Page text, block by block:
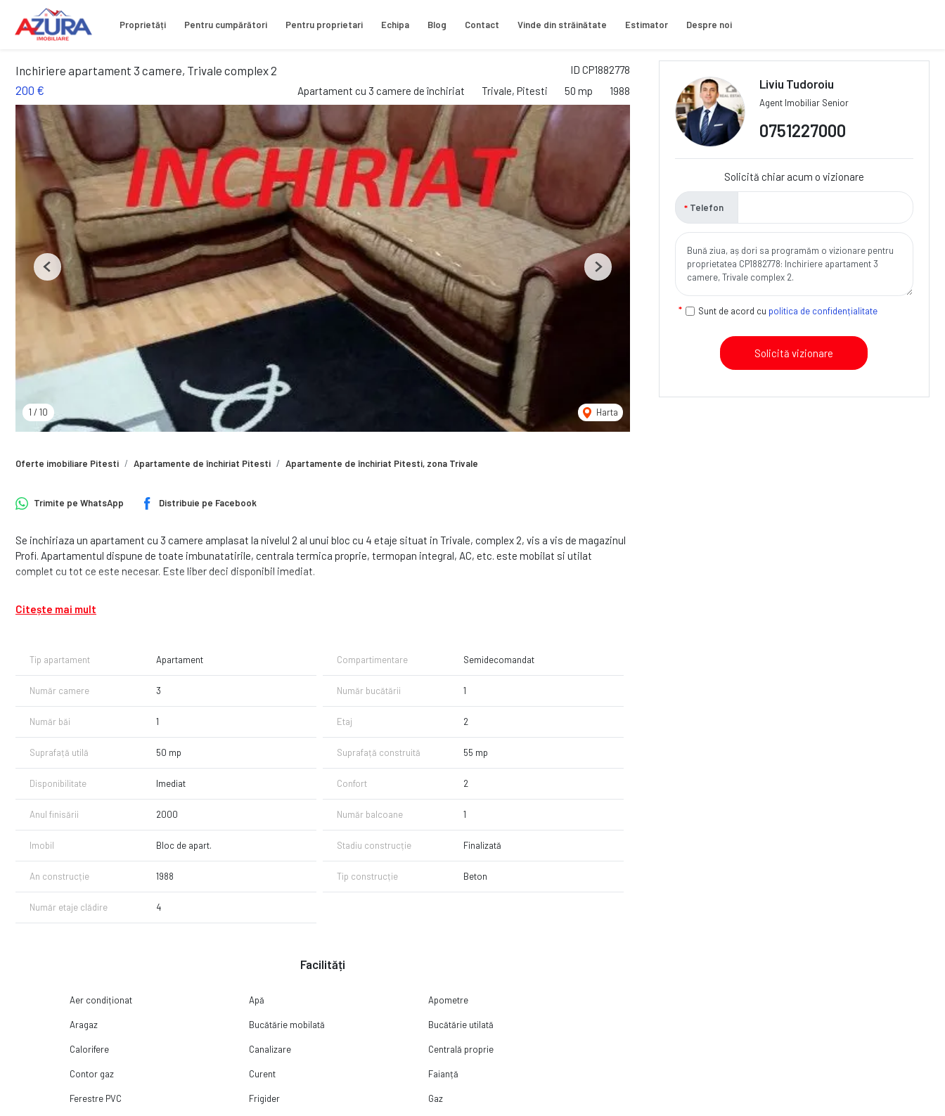
Proprietăți Pentru cumpărători Pentru proprietari Echipa Blog Contact Vinde din străinătate Estimator Despre noi
ID CP1882778
Inchiriere apartament 3 camere, Trivale complex 2
200 €
Apartament cu 3 camere de închiriat Trivale, Pitesti 50 mp 1988
1 / 10 Harta
Previous Next
Oferte imobiliare Pitesti Apartamente de închiriat Pitesti Apartamente de închiriat Pitesti, zona Trivale
Trimite pe WhatsApp Distribuie pe Facebook
Se inchiriaza un apartament cu 3 camere amplasat la nivelul 2 al unui bloc cu 4 etaje situat in Trivale, complex 2, vis a vis de magazinul
Profi. Apartamentul dispune de toate imbunatatirile, centrala termica proprie, termopan integral, AC, etc. este mobilat si utilat
complet cu tot ce este necesar. Este liber deci disponibil imediat.
Citește mai mult
Tip apartament Apartament Compartimentare Semidecomandat
Număr camere 3 Număr bucătării 1
Număr băi 1 Etaj 2
Suprafață utilă 50 mp Suprafață construită 55 mp
Disponibilitate Imediat Confort 2
Anul finisării 2000 Număr balcoane 1
Imobil Bloc de apart. Stadiu construcție Finalizată
An construcție 1988 Tip construcție Beton
Număr etaje clădire 4
Facilități
Aer condiționat Apă Apometre
Aragaz Bucătărie mobilată Bucătărie utilată
Calorifere Canalizare Centrală proprie
Contor gaz Curent Faianță
Ferestre PVC Frigider Gaz
Liviu Tudoroiu
Agent Imobiliar Senior
0751227000
Solicită chiar acum o vizionare
Telefon
Sunt de acord cu politica de confidențialitate
Solicită vizionare